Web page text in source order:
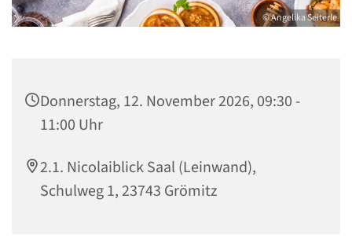
© Angelika Seiterle
Donnerstag, 12. November 2026, 09:30 -
11:00 Uhr
2.1. Nicolaiblick Saal (Leinwand),
Schulweg 1, 23743 Grömitz